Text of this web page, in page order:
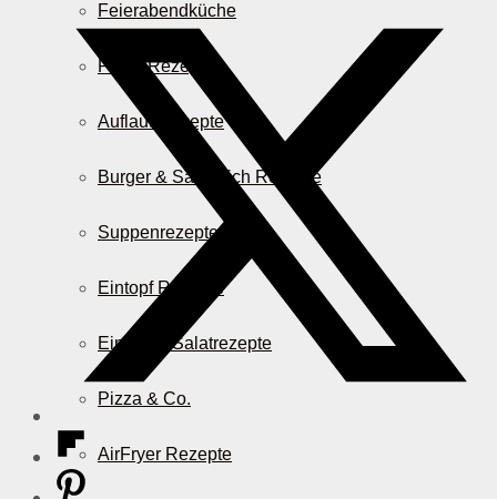
Feierabendküche
Pasta Rezepte
Auflauf Rezepte
Burger & Sandwich Rezepte
Suppenrezepte
Eintopf Rezepte
Einfache Salatrezepte
Pizza & Co.
AirFryer Rezepte